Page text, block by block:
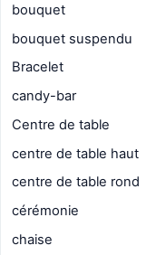
bouquet
bouquet suspendu
Bracelet
candy-bar
Centre de table
centre de table haut
centre de table rond
cérémonie
chaise